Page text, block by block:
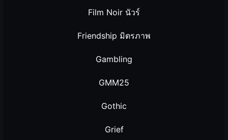
Film Noir นัวร์
Friendship มิตรภาพ
Gambling
GMM25
Gothic
Grief